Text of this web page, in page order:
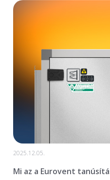
2025.12.05.
Mi az a Eurovent